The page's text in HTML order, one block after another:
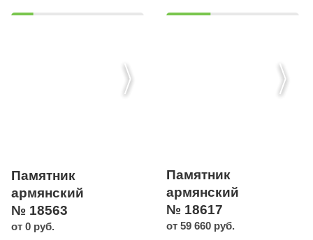
Памятник
армянский
№ 18563
от 0 руб.
Памятник
армянский
№ 18617
от 59 660 руб.